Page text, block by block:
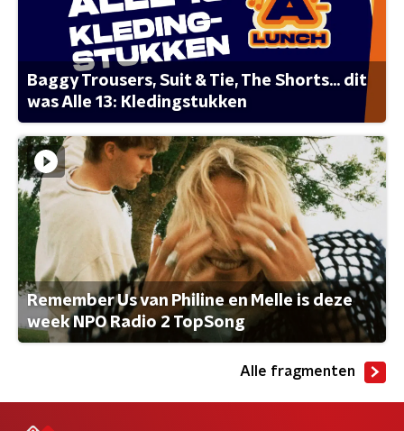
Baggy Trousers, Suit & Tie, The Shorts... dit
was Alle 13: Kledingstukken
Remember Us van Philine en Melle is deze
week NPO Radio 2 TopSong
Alle fragmenten